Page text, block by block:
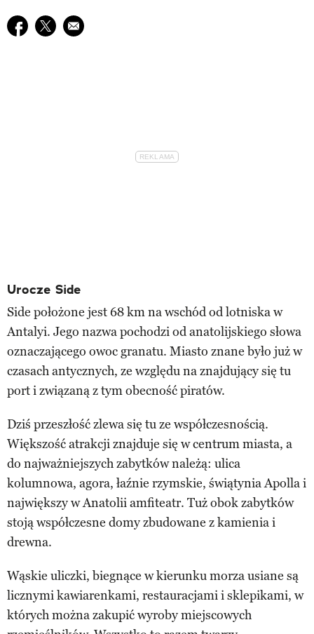
Udostępnij na facebook
Udostępnij na twitter
E-mail do przyjaciela
Urocze Side
Side położone jest 68 km na wschód od lotniska w
Antalyi. Jego nazwa pochodzi od anatolijskiego słowa
oznaczającego owoc granatu. Miasto znane było już w
czasach antycznych, ze względu na znajdujący się tu
port i związaną z tym obecność piratów.
Dziś przeszłość zlewa się tu ze współczesnością.
Większość atrakcji znajduje się w centrum miasta, a
do najważniejszych zabytków należą: ulica
kolumnowa, agora, łaźnie rzymskie, świątynia Apolla i
największy w Anatolii amfiteatr. Tuż obok zabytków
stoją współczesne domy zbudowane z kamienia i
drewna.
Wąskie uliczki, biegnące w kierunku morza usiane są
licznymi kawiarenkami, restauracjami i sklepikami, w
których można zakupić wyroby miejscowych